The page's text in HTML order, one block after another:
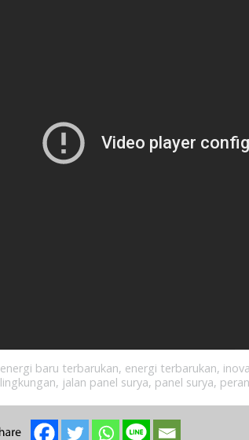
energi baru terbarukan, energi terbarukan,
lingkungan, jalan panel surya, panel surya,